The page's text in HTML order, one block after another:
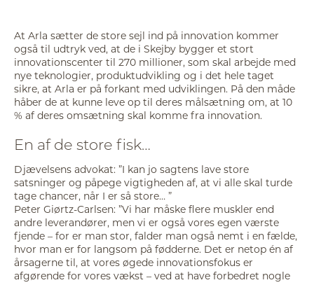
At Arla sætter de store sejl ind på innovation kommer
også til udtryk ved, at de i Skejby bygger et stort
innovationscenter til 270 millioner, som skal arbejde med
nye teknologier, produktudvikling og i det hele taget
sikre, at Arla er på forkant med udviklingen. På den måde
håber de at kunne leve op til deres målsætning om, at 10
% af deres omsætning skal komme fra innovation.
En af de store fisk…
Djævelsens advokat: ”I kan jo sagtens lave store
satsninger og påpege vigtigheden af, at vi alle skal turde
tage chancer, når I er så store… ”
Peter Giørtz-Carlsen: ”Vi har måske flere muskler end
andre leverandører, men vi er også vores egen værste
fjende – for er man stor, falder man også nemt i en fælde,
hvor man er for langsom på fødderne. Det er netop én af
årsagerne til, at vores øgede innovationsfokus er
afgørende for vores vækst – ved at have forbedret nogle